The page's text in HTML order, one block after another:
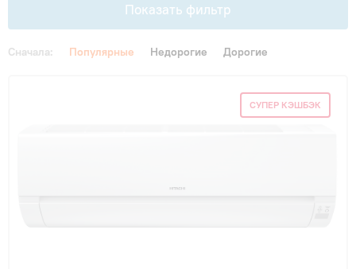
Контакты
Показать фильтр
Сначала: Популярные Недорогие Дорогие
СУПЕР КЭШБЭК